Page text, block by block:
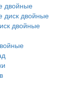
двойные
диск двойные
двойные